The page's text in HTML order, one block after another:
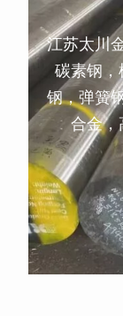
江苏太川
碳素钢
钢，弹簧
合金，